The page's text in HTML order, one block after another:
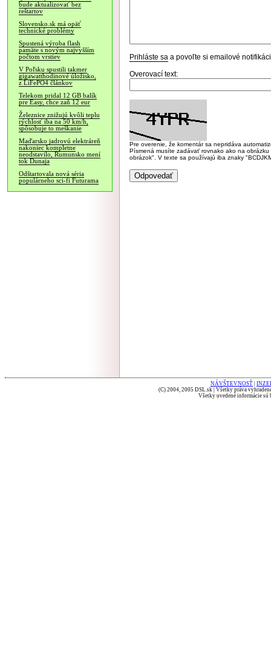
bude aktualizovať bez
reštartov
Slovensko.sk má opäť
technické problémy
Spustená výroba flash
pamäte s novým najvyšším
počtom vrstiev
V Poľsku spustili takmer
gigawatthodinové úložisko,
z LiFePO4 článkov
Telekom pridal 12 GB balík
pre Easy, chce zaň 12 eur
Železnice znižujú kvôli teplu
rýchlosť iba na 50 km/h,
spôsobuje to meškanie
Maďarsko jadrovú elektráreň
nakoniec kompletne
neodstavilo, Rumunsko mení
tok Dunaja
Odštartovala nová séria
populárneho sci-fi Futurama
Prihláste sa a povoľte si emailové
Overovací text:
Pre overenie, že komentár sa nepridáva
Písmená musíte zadávať rovnako ako na
obrázok". V texte sa používajú iba znaky
NÁVŠTEVNOSŤ
(C) 2004, 2005 DSL.sk | Všetky práva
Všetky uvedené informácie sú